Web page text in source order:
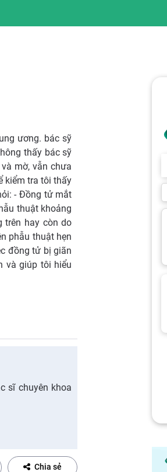
ương. bác sỹ
thấy bác sỹ
mờ, vẫn chưa
kiểm tra tôi thấy
- Đồng tử mắt
thuật khoảng
trên hay còn do
phẫu thuật hẹn
đồng tử bị giãn
và giúp tôi hiểu
sĩ chuyên khoa
Chia sẻ